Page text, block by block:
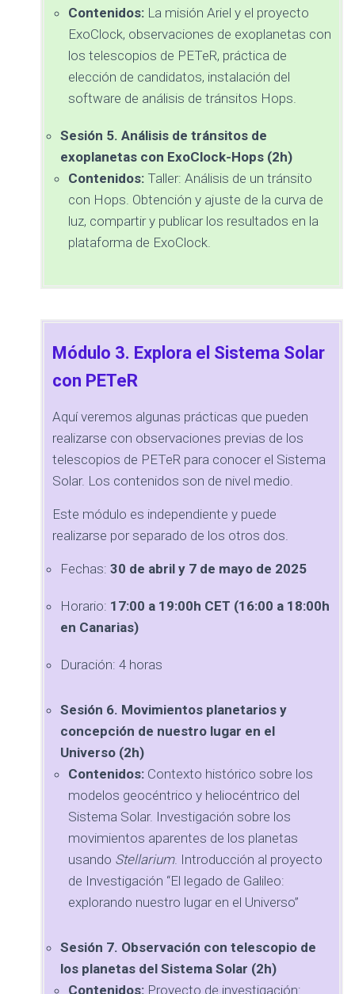
Contenidos:La misión Ariel y el proyecto
ExoClock, observaciones de exoplanetas con
los telescopios de PETeR, práctica de
elección de candidatos, instalación del
software de análisis de tránsitos Hops.
Sesión 5. Análisis de tránsitos de
exoplanetas con ExoClock-Hops (2h)
Contenidos:Taller: Análisis de un tránsito
con Hops. Obtención y ajuste de la curva de
luz, compartir y publicar los resultados en la
plataforma de ExoClock.
Módulo 3. Explora el Sistema Solar
con PETeR
Aquí veremos algunas prácticas que pueden
realizarse con observaciones previas de los
telescopios de PETeR para conocer el Sistema
Solar. Los contenidos son de nivel medio.
Este módulo es independiente y puede
realizarse por separado de los otros dos.
Fechas: 30 de abril y 7 de mayo de 2025
Horario: 17:00 a 19:00h CET (16:00 a 18:00h
en Canarias)
Duración: 4 horas
Sesión 6. Movimientos planetarios y
concepción de nuestro lugar en el
Universo (2h)
Contenidos:Contexto histórico sobre los
modelos geocéntrico y heliocéntrico del
Sistema Solar. Investigación sobre los
movimientos aparentes de los planetas
usando Stellarium. Introducción al proyecto
de Investigación “El legado de Galileo:
explorando nuestro lugar en el Universo”
Sesión 7. Observación con telescopio de
los planetas del Sistema Solar (2h)
Contenidos:Proyecto de investigación: